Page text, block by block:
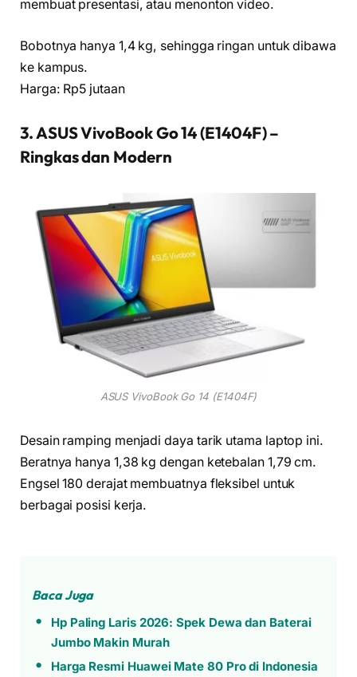
membuat presentasi, atau menonton video.
Bobotnya hanya 1,4 kg, sehingga ringan untuk dibawa
ke kampus.
Harga: Rp5 jutaan
3. ASUS VivoBook Go 14 (E1404F) –
Ringkas dan Modern
ASUS VivoBook Go 14 (E1404F)
Desain ramping menjadi daya tarik utama laptop ini.
Beratnya hanya 1,38 kg dengan ketebalan 1,79 cm.
Engsel 180 derajat membuatnya fleksibel untuk
berbagai posisi kerja.
Baca Juga
Hp Paling Laris 2026: Spek Dewa dan Baterai
Jumbo Makin Murah
Harga Resmi Huawei Mate 80 Pro di Indonesia